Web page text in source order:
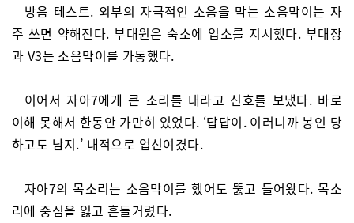
방음 테스트. 외부의 자극적인 소음을 막는 소음막이는 자
주 쓰면 약해진다. 부대원은 숙소에 입소를 지시했다. 부대장
과 V3는 소음막이를 가동했다.
이어서자아7에게 큰 소리를 내라고 신호를 보냈다. 바로
이해 못해서 한동안 가만히 있었다. ‘답답이. 이러니까 봉인 당
하고도 남지.’ 내적으로 업신여겼다.
자아7의 목소리는 소음막이를 했어도 뚫고 들어왔다. 목소
리에 중심을 잃고 흔들거렸다.